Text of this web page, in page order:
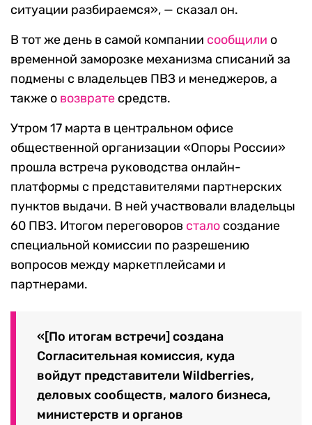
ситуации разбираемся», — сказал он.
В тот же день в самой компании сообщили о
временной заморозке механизма списаний за
подмены с владельцев ПВЗ и менеджеров, а
также о возврате средств.
Утром 17 марта в центральном офисе
общественной организации «Опоры России»
прошла встреча руководства онлайн-
платформы с представителями партнерских
пунктов выдачи. В ней участвовали владельцы
60 ПВЗ. Итогом переговоров стало создание
специальной комиссии по разрешению
вопросов между маркетплейсами и
партнерами.
«[По итогам встречи] создана
Согласительная комиссия, куда
войдут представители Wildberries,
деловых сообществ, малого бизнеса,
министерств и органов